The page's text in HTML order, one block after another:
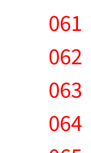
061
062
063
064